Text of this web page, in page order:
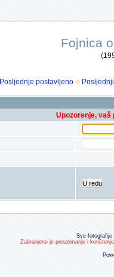
Fojnica
Posljednje postavljeno
Upozorenje,
U redu
Sve fotografije
Zabranjeno je preuzimanje i